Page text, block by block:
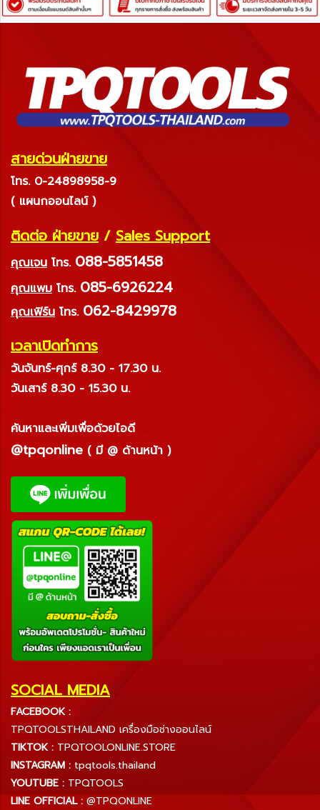
สายด่วนฝ่ายขาย
โทร. 0-24898958-9
( แผนกออนไลน์ )
ติดต่อ ฝ่ายขาย / Sales Support
คุณเจน โทร. 088-5851458
คุณแพม โทร. 085-6926224
คุณเฟิร์น โทร. 062-8429978
เวลาเปิดทำการ
วันจันทร์-ศุกร์ 8.30 - 17.30 น.
วันเสาร์ 8.30 - 15.30 น.
ค้นหาและเพิ่มเพื่อด้วยไอดี
@tpqonline ( มี @ ด้านหน้า )
SOCIAL MEDIA
FACEBOOK :
TPQTOOLSTHAILAND เครื่องมือช่างออนไลน์
TIKTOK : TPQTOOLONLINE.STORE
INSTAGRAM : tpqtools.thailand
YOUTUBE : TPQTOOLS
LINE OFFICIAL : @TPQONLINE